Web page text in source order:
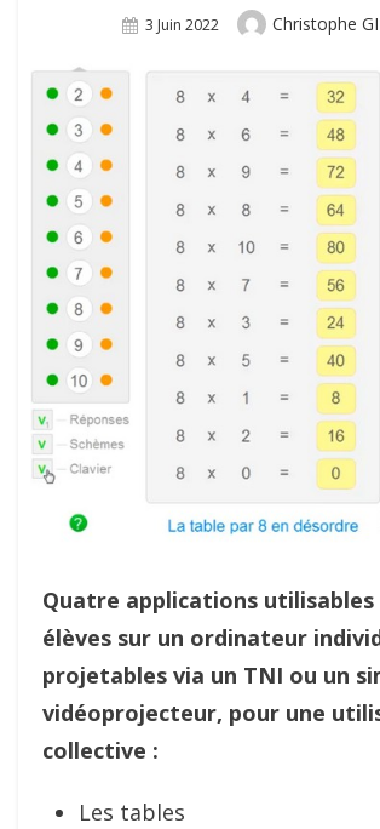
Posted
3 Juin 2022 Author
Christophe
Quatre applications utilisables
élèves sur un ordinateur
projetables via un TNI ou un
vidéoprojecteur, pour une
collective :
Les tables